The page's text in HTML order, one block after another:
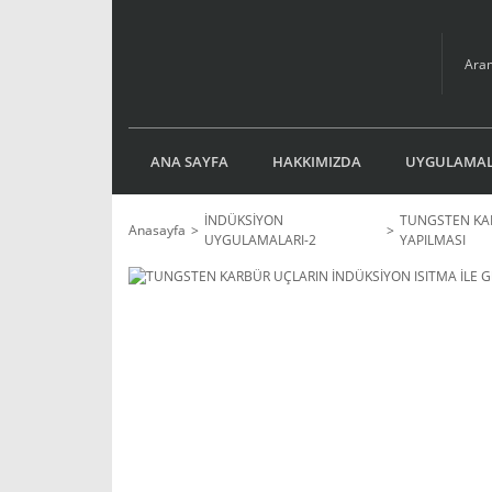
ANA SAYFA HAKKIMIZDA
Anasayfa
İNDÜKSİYON
UYGULAMALARI-2
TUNGSTEN
YAPILMASI